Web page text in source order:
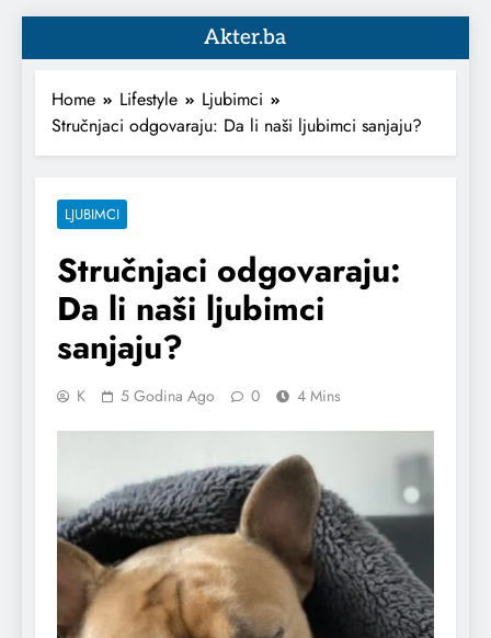
Akter.ba
Home Lifestyle
Ljubimci
Stručnjaci odgovaraju: Da li naši ljubimci sanjaju?
LJUBIMCI
Stručnjaci odgovaraju:
Da li naši ljubimci
sanjaju?
K 5 Godina Ago 0 4 Mins